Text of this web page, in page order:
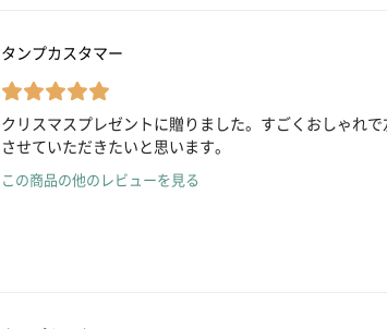
タンプカスタマー
クリスマスプレゼントに贈りました。すごくおしゃれ
させていただきたいと思います。
この商品の他のレビューを見る